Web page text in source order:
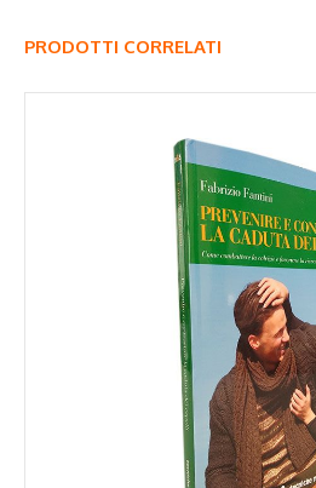
PRODOTTI CORRELATI